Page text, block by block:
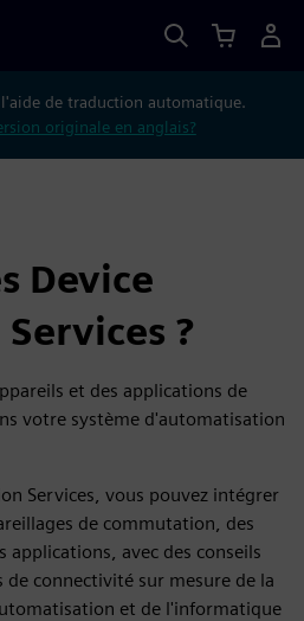
l'aide de traduction automatique.
originale en anglais?
Device
?
et des applications de
votre système d'automatisation
Services, vous pouvez intégrer
de commutation, des
applications, avec des conseils
connectivité sur mesure de la
et de l'informatique